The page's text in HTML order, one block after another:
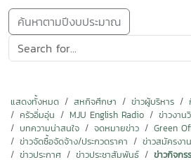
ค้นหาตามปีงบประมาณ
แสดงทั้งหมด สหกิจศึกษา ข่าวผู้บริหาร
ครัวอิ่มอุ่น
MJU English Radio ข่าวงาน
บทความน่าสนใจ
จดหมายข่าว
Green
ข่าวจัดซื้อจัดจ้าง/ประกวดราคา
ข่าวสมัครงาน
ข่าวประกาศ
ข่าวประชาสัมพันธ์ ข่าวกิจกร